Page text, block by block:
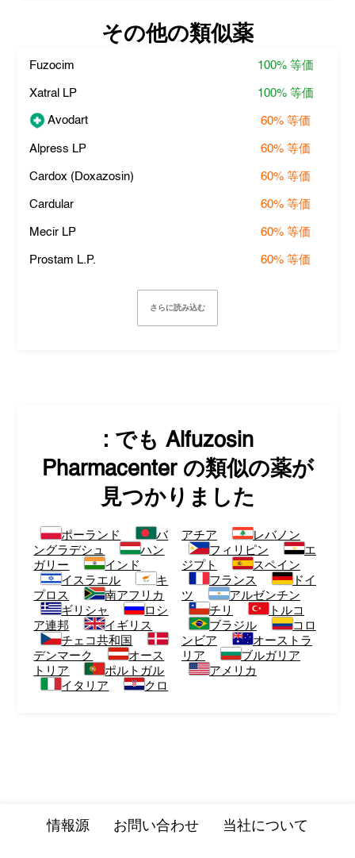
その他の類似薬
Fuzocim 100% 等価
Xatral LP 100% 等価
Avodart 60% 等価
Alpress LP 60% 等価
Cardox (Doxazosin) 60% 等価
Cardular 60% 等価
Mecir LP 60% 等価
Prostam L.P. 60% 等価
さらに読み込む
: でも Alfuzosin
Pharmacenterの類似の薬が
見つかりました
ポーランド
バ
ングラデシュ
ハン
ガリー
インド
イスラエル
キ
プロス
南アフリカ
ギリシャ
ロシ
ア連邦
イギリス
チェコ共和国
デンマーク
オース
トリア
ポルトガル
イタリア
クロ
アチア
レバノン
フィリピン
エ
ジプト
スペイン
フランス
ドイ
ツ
アルゼンチン
チリ
トルコ
ブラジル
コロ
ンビア
オーストラ
リア
ブルガリア
アメリカ
情報源 お問い合わせ 当社について